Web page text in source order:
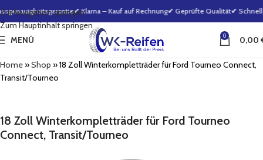
Zur Navigation springen
Zum Hauptinhalt springen
✔ Klarna – Kauf auf Rechnung✔ Geprüfte Qualität✔ Schnelle
MENÜ 0 0,00
Home»Shop »18 Zoll Winterkompletträder für Ford Tourneo Connect,
Transit/Tourneo
18 Zoll Winterkompletträder für Ford Tourneo
Connect, Transit/Tourneo